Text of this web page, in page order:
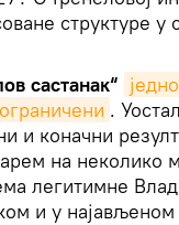
структуре у
састанак“
.
и коначни
на неколико
легитимне
и у најављеном